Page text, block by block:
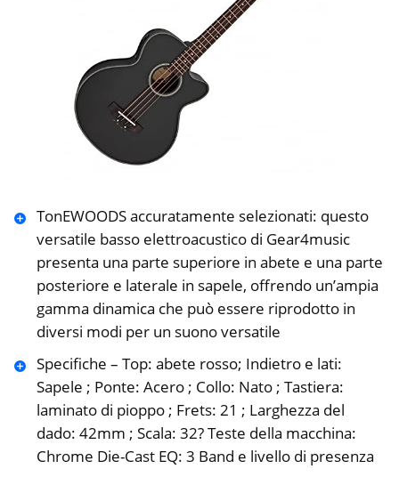
TonEWOODS accuratamente selezionati: questo
versatile basso elettroacustico di Gear4music
presenta una parte superiore in abete e una parte
posteriore e laterale in sapele, offrendo un’ampia
gamma dinamica che può essere riprodotto in
diversi modi per un suono versatile
Specifiche – Top: abete rosso; Indietro e lati:
Sapele ; Ponte: Acero ; Collo: Nato ; Tastiera:
laminato di pioppo ; Frets: 21 ; Larghezza del
dado: 42mm ; Scala: 32? Teste della macchina:
Chrome Die-Cast EQ: 3 Band e livello di presenza